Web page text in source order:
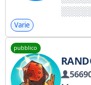
Varie
pubblico